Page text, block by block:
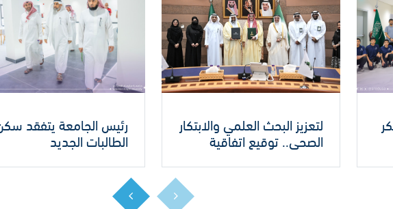
لتعزيز البحث العلمي والابتكار
الصحي.. توقيع اتفاقية
تعاون إستراتيجي مع جامعة
الملك عبدالعزيز
رئيس الجامعة يتفقد
الطالبات الجديد